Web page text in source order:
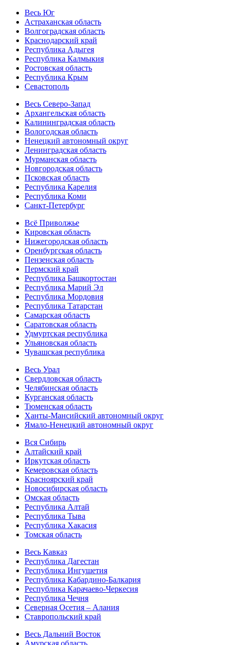
Весь Юг
Астраханская область
Волгоградская область
Краснодарский край
Республика Адыгея
Республика Калмыкия
Ростовская область
Республика Крым
Севастополь
Весь Северо-Запад
Архангельская область
Калининградская область
Вологодская область
Ненецкий автономный округ
Ленинградская область
Мурманская область
Новгородская область
Псковская область
Республика Карелия
Республика Коми
Санкт-Петербург
Всё Приволжье
Кировская область
Нижегородская область
Оренбургская область
Пензенская область
Пермский край
Республика Башкортостан
Республика Марий Эл
Республика Мордовия
Республика Татарстан
Самарская область
Саратовская область
Удмуртская республика
Ульяновская область
Чувашская республика
Весь Урал
Свердловская область
Челябинская область
Курганская область
Тюменская область
Ханты-Мансийский автономный округ
Ямало-Ненецкий автономный округ
Вся Сибирь
Алтайский край
Иркутская область
Кемеровская область
Красноярский край
Новосибирская область
Омская область
Республика Алтай
Республика Тыва
Республика Хакасия
Томская область
Весь Кавказ
Республика Дагестан
Республика Ингушетия
Республика Кабардино-Балкария
Республика Карачаево-Черкесия
Республика Чечня
Северная Осетия – Алания
Ставропольский край
Весь Дальний Восток
Амурская область